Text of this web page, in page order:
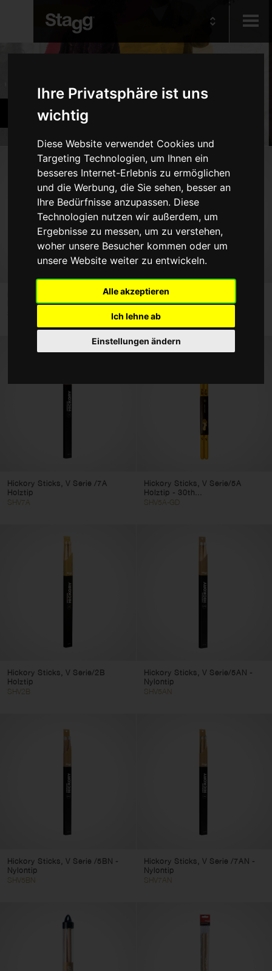
Ihre Privatsphäre ist uns
wichtig
Diese Website verwendet Cookies und
Targeting Technologien, um Ihnen ein
besseres Internet-Erlebnis zu ermöglichen
und die Werbung, die Sie sehen, besser an
Ihre Bedürfnisse anzupassen. Diese
Technologien nutzen wir außerdem, um
Ergebnisse zu messen, um zu verstehen,
woher unsere Besucher kommen oder um
unsere Website weiter zu entwickeln.
Alle akzeptieren
Ich lehne ab
Einstellungen ändern
Audio &
Becken und Percussion
Produkte
Schlagzeug
Becken
Percussion
Marching-Blasinstrumente
Sticks, Besen und Schlägel
Taschen und Cases
Zubehör
Hickory Sticks, V Serie/5A
Hickory Sticks, V Serie/5B
Holztip
SHV5B
Hickory Sticks, V Serie /7A
Holztip
SHV7A
Hickory Sticks, V Serie/5A
Holztip - 30th...
SHV5A-GD
Hickory Sticks, V Serie/2B
Holztip
SHV2B
Hickory Sticks, V Serie/5AN -
Nylontip
SHV5AN
Hickory Sticks, V Serie /5BN -
Nylontip
SHV5BN
Hickory Sticks, V Serie /7AN -
Nylontip
SHV7AN